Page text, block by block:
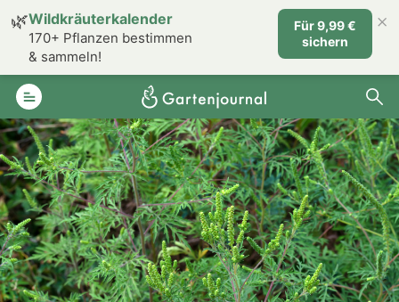
🌿Wildkräuterkalender
170+ Pflanzen bestimmen
& sammeln!
Für 9,99 €
sichern
×